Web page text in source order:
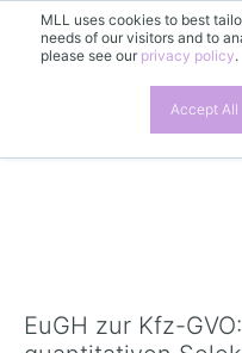
MLL uses cookies to best
needs of our visitors and to
please see our privacy policy.
Accept All
EuGH zur Kfz-